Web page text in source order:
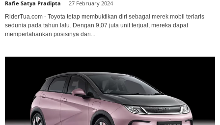
Rafie Satya Pradipta 27 February 2024
RiderTua.com - Toyota tetap membuktikan diri sebagai merek mobil terlaris
sedunia pada tahun lalu. Dengan 9,07 juta unit terjual, mereka dapat
mempertahankan posisinya dari...